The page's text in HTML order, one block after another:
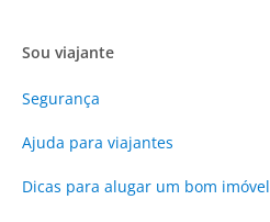
Sou viajante
Segurança
Ajuda para viajantes
Dicas para alugar um bom imóvel